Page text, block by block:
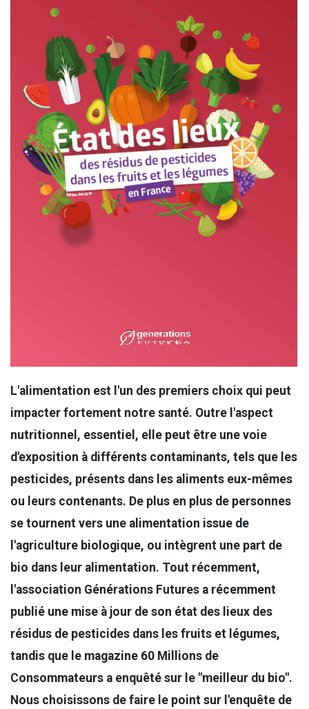
L'alimentation est l'un des premiers choix qui peut
impacter fortement notre santé. Outre l'aspect
nutritionnel, essentiel, elle peut être une voie
d'exposition à différents contaminants, tels que les
pesticides, présents dans les aliments eux-mêmes
ou leurs contenants. De plus en plus de personnes
se tournent vers une alimentation issue de
l'agriculture biologique, ou intègrent une part de
bio dans leur alimentation. Tout récemment,
l'association Générations Futures a récemment
publié une mise à jour de son état des lieux des
résidus de pesticides dans les fruits et légumes,
tandis que le magazine 60 Millions de
Consommateurs a enquêté sur le "meilleur du bio".
Nous choisissons de faire le point sur l'enquête de